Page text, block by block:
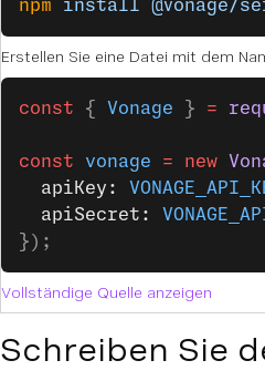
npm install @vonage/
Erstellen Sie eine Datei mit dem
const { Vonage } =
const vonage = new
  apiKey:
  apiSecret:
});
Vollständige Quelle anzeigen
Schreiben Sie